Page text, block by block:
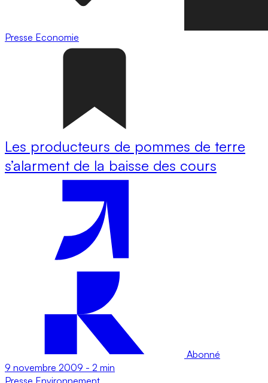
Presse Economie
Les producteurs de pommes de terre
s’alarment de la baisse des cours
Abonné
9 novembre 2009 - 2 min
Presse Environnement